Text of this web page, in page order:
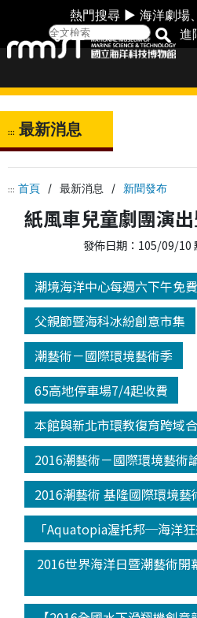
熱門搜尋 ►海洋劇場
進
::: 最新消息
::: 首頁 / 最新消息 / 新聞發布
紙風車兒童劇團演
發佈日期：105/09/
潮境海洋中心每週六下午免
父親節暨海科冰紛創意市集
潮藝術－國際環境藝術季
65高地停車場7/4起收費
本館與新北市環教復育跨域
2016潮藝術－國際環境藝術
2016潮藝術 基隆國際環境藝
「Aquatopia渥托邦─海洋狂
2016世界海洋日暨潮藝術開